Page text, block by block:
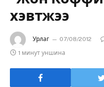
хэвтжээ
Урлаг 07/08/2012
1 минут уншина